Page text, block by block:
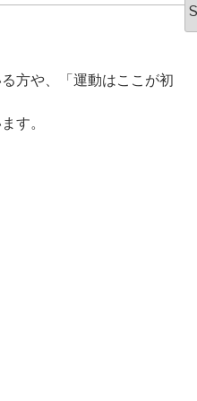
方や、「運動はここが初
す。